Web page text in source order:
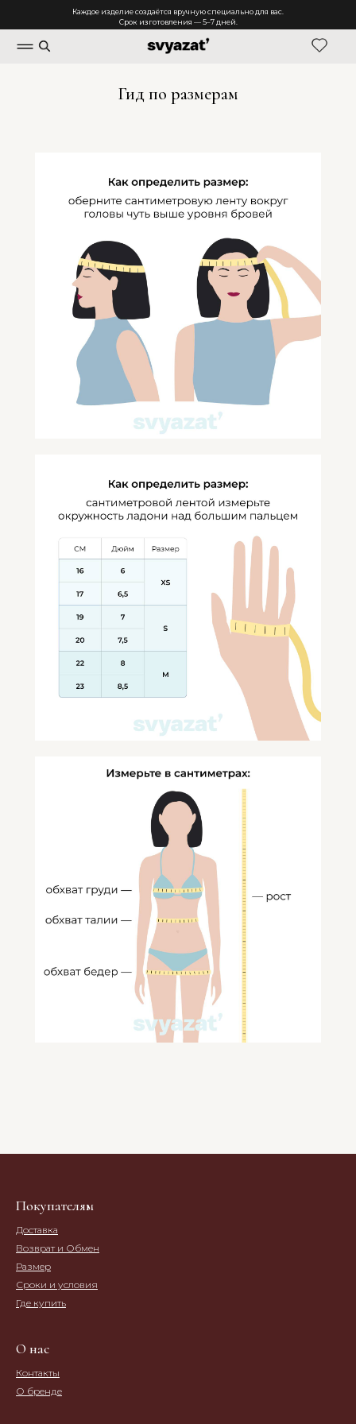
Каждое изделие создаётся вручную специально для вас.
Срок изготовления — 5–7 дней.
Гид по размерам
О нас
Покупателям
Контакты
О бренде
Где купить
Доставка
Возврат и Обмен
Размер
Сроки и условия